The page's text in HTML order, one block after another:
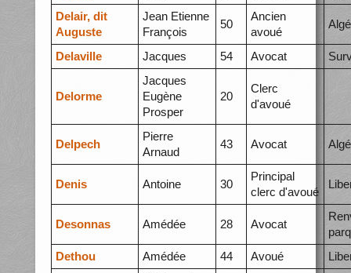
Delair, dit
Auguste
Jean Etienne
François
50
Ancien
avoué
Delaville Jacques 54 Avocat
Delorme
Jacques
Eugène
Prosper
20
Clerc
d'avoué
Delpech
Pierre
Arnaud
43 Avocat
Denis Antoine 30
Principal
clerc d'avoué
Desonnas Amédée 28 Avocat
Dethou
Amédée 44 Avoué